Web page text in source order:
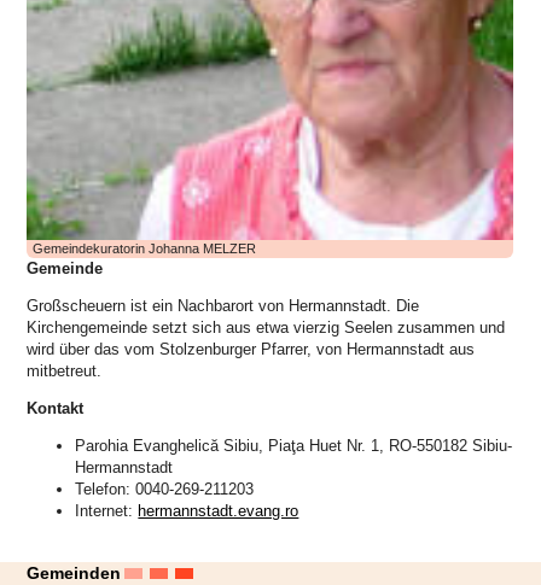
Gemeindekuratorin Johanna MELZER
Gemeinde
Großscheuern ist ein Nachbarort von Hermannstadt. Die
Kirchengemeinde setzt sich aus etwa vierzig Seelen zusammen und
wird über das vom Stolzenburger Pfarrer, von Hermannstadt aus
mitbetreut.
Kontakt
Parohia Evanghelică Sibiu, Piaţa Huet Nr. 1, RO-550182 Sibiu-
Hermannstadt
Telefon: 0040-269-211203
Internet: hermannstadt.evang.ro
Gemeinden